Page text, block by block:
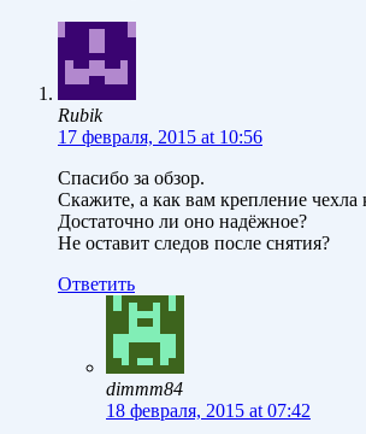
Rubik
17 февраля, 2015 at 10:56
Спасибо за обзор.
Скажите, а как вам крепление чехла
Достаточно ли оно надёжное?
Не оставит следов после снятия?
Ответить
dimmm84
18 февраля, 2015 at 07:42